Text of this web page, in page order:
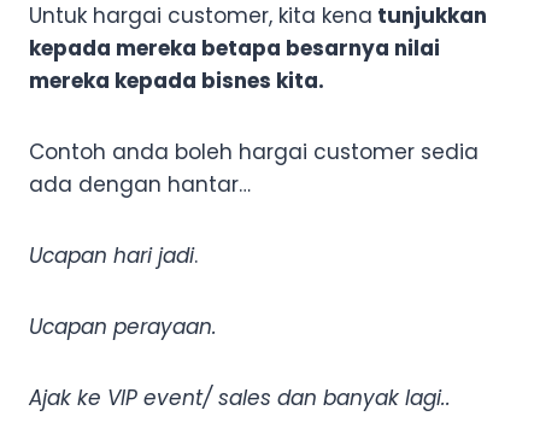
Untuk hargai customer, kita kena tunjukkan
kepada mereka betapa besarnya nilai
mereka kepada bisnes kita.
Contoh anda boleh hargai customer sedia
ada dengan hantar…
Ucapan hari jadi.
Ucapan perayaan.
Ajak ke VIP event/ sales dan banyak lagi..